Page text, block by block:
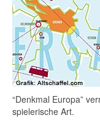
“Denkmal Europa”
spielerische Art.